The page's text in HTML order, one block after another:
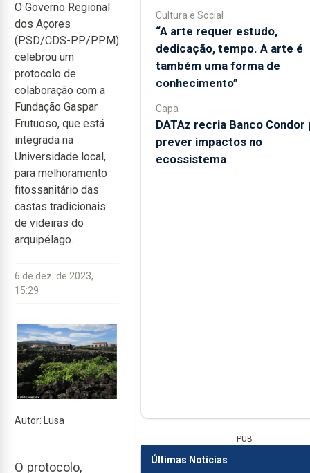
O Governo Regional
dos Açores
(PSD/CDS-PP/PPM)
celebrou um
protocolo de
colaboração com a
Fundação Gaspar
Frutuoso, que está
integrada na
Universidade local,
para melhoramento
fitossanitário das
castas tradicionais
de videiras do
arquipélago.
6 de dez. de 2023,
15:29
Autor: Lusa
O protocolo,
Cultura e Social
“A arte requer estudo,
dedicação, tempo. A arte é
também uma forma de
conhecimento”
Capa
DATAz recria Banco Condor
prever impactos no
ecossistema
PUB
Últimas Notícias